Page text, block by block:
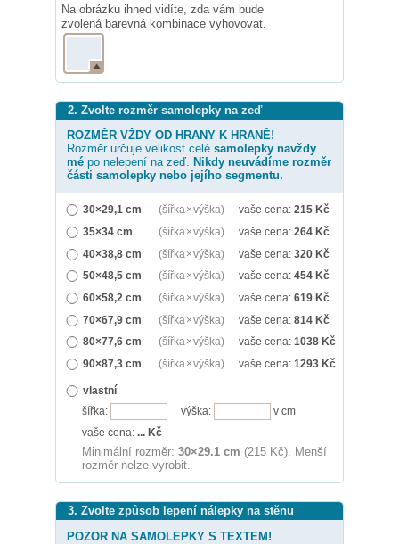
Na obrázku ihned vidíte, zda vám bude
zvolená barevná kombinace vyhovovat.
2. Zvolte rozměr samolepky na zeď
ROZMĚR VŽDY OD HRANY K HRANĚ!
Rozměr určuje velikost celé samolepky navždy
mé po nelepení na zeď. Nikdy neuvádíme rozměr
části samolepky nebo jejího segmentu.
30×29,1 cm (šířka × výška) vaše cena: 215 Kč
35×34 cm
(šířka × výška) vaše cena: 264 Kč
40×38,8 cm
(šířka × výška) vaše cena: 320 Kč
50×48,5 cm
(šířka × výška) vaše cena: 454 Kč
60×58,2 cm
(šířka × výška) vaše cena: 619 Kč
70×67,9 cm
(šířka × výška) vaše cena: 814 Kč
80×77,6 cm
(šířka × výška) vaše cena: 1038 Kč
90×87,3 cm
(šířka × výška) vaše cena: 1293 Kč
vlastní
šířka:
výška:
v cm
vaše cena: ... Kč
Minimální rozměr: 30×29.1 cm (215 Kč). Menší
rozměr nelze vyrobit.
3. Zvolte způsob lepení nálepky na stěnu
POZOR NA SAMOLEPKY S TEXTEM!